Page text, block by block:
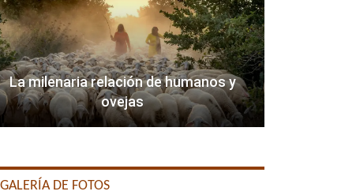
La milenaria relación de humanos y
ovejas
DE FOTOS